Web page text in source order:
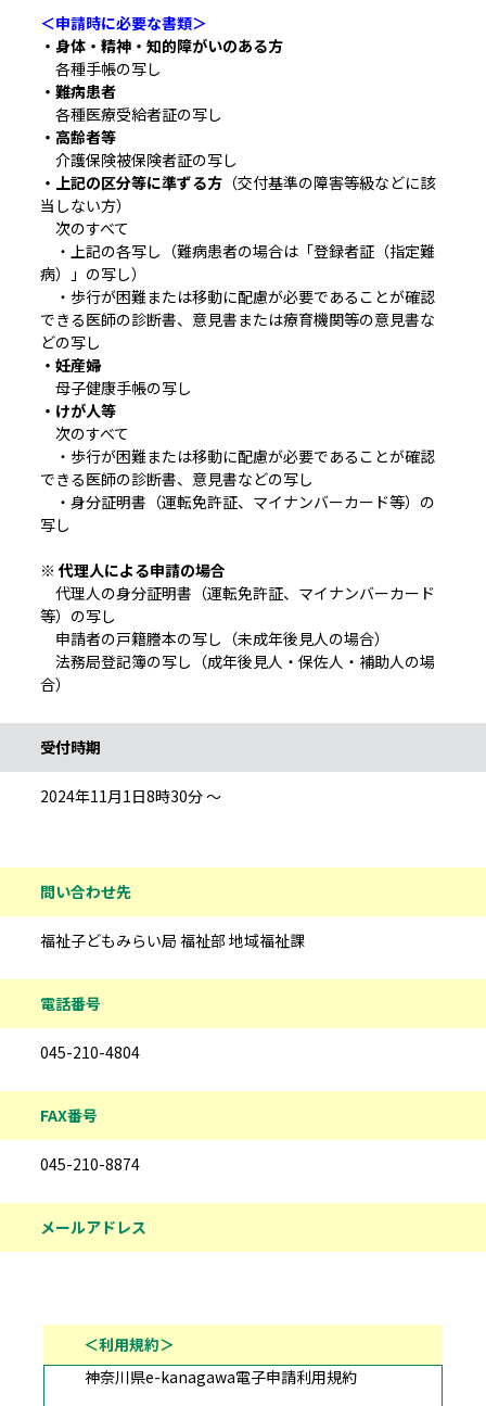
＜申請時に必要な書類＞
・身体・精神・知的障がいのある方
各種手帳の写し
・難病患者
各種医療受給者証の写し
・高齢者等
介護保険被保険者証の写し
・上記の区分等に準ずる方 （交付基準の障害等級などに該
当しない方）
次のすべて
・上記の各写し（難病患者の場合は「登録者証（指定難
病）」の写し）
・歩行が困難または移動に配慮が必要であることが確認
できる医師の診断書、意見書または療育機関等の意見書な
どの写し
・妊産婦
母子健康手帳の写し
・けが人等
次のすべて
・歩行が困難または移動に配慮が必要であることが確認
できる医師の診断書、意見書などの写し
・身分証明書（運転免許証、マイナンバーカード等）の
写し
※ 代理人による申請の場合
代理人の身分証明書（運転免許証、マイナンバーカード
等）の写し
申請者の戸籍謄本の写し（未成年後見人の場合）
法務局登記簿の写し（成年後見人・保佐人・補助人の場
合）
受付時期
2024年11月1日8時30分 ～
問い合わせ先
福祉子どもみらい局 福祉部 地域福祉課
電話番号
045-210-4804
FAX番号
045-210-8874
メールアドレス
＜利用規約＞
神奈川県e-kanagawa電子申請利用規約